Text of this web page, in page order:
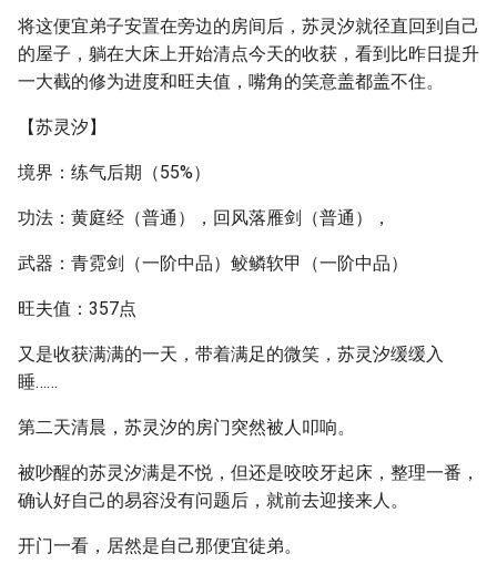
将这便宜弟子安置在旁边的房间后，苏灵汐就径直回到自己
的屋子，躺在大床上开始清点今天的收获，看到比昨日提升
一大截的修为进度和旺夫值，嘴角的笑意盖都盖不住。
【苏灵汐】
境界：练气后期（55%）
功法：黄庭经（普通），回风落雁剑（普通），
武器：青霓剑（一阶中品）鲛鳞软甲（一阶中品）
旺夫值：357点
又是收获满满的一天，带着满足的微笑，苏灵汐缓缓入
睡……
第二天清晨，苏灵汐的房门突然被人叩响。
被吵醒的苏灵汐满是不悦，但还是咬咬牙起床，整理一番，
确认好自己的易容没有问题后，就前去迎接来人。
开门一看，居然是自己那便宜徒弟。